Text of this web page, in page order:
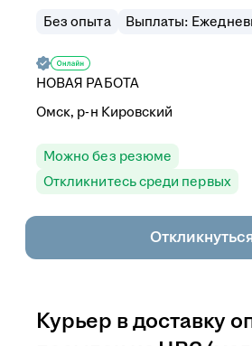
Без опыта Выплаты:
НОВАЯ РАБОТА
Омск, р-н Кировский
Можно без резюме
Откликнитесь среди первых
Курьер в доставку